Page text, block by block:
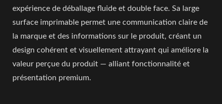
expérience de déballage fluide et double face. Sa large
surface imprimable permet une communication claire de
la marque et des informations sur le produit, créant un
design cohérent et visuellement attrayant qui améliore la
valeur perçue du produit — alliant fonctionnalité et
présentation premium.